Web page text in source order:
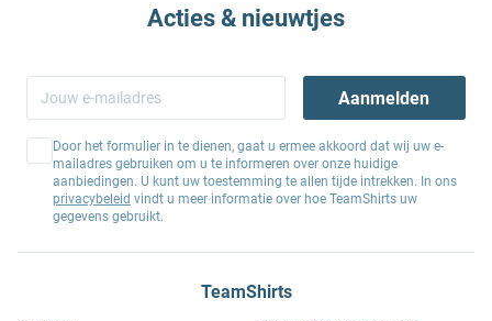
Acties & nieuwtjes
Aanmelden
Door het formulier in te dienen, gaat u ermee akkoord dat wij uw e-
mailadres gebruiken om u te informeren over onze huidige
aanbiedingen. U kunt uw toestemming te allen tijde intrekken. In ons
privacybeleid vindt u meer informatie over hoe TeamShirts uw
gegevens gebruikt.
TeamShirts